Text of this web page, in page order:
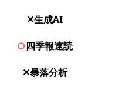
✕生成AI
○四季報速読
✕暴落分析